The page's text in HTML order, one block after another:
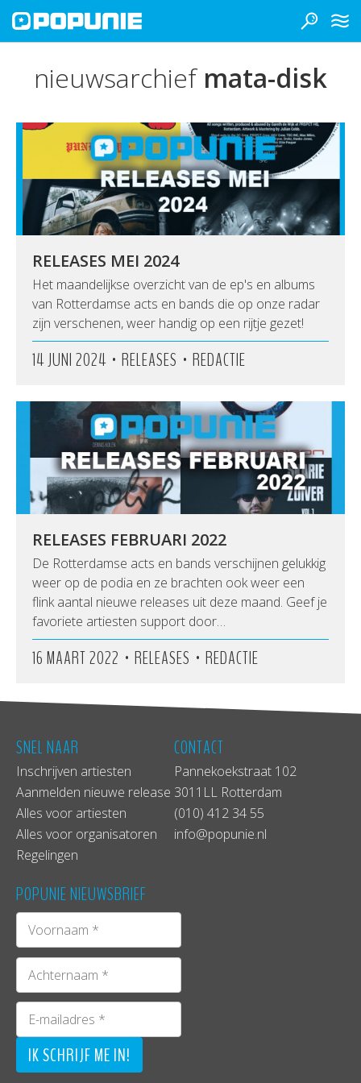
nieuwsarchief mata-disk
RELEASES MEI 2024
Het maandelijkse overzicht van de ep's en albums
van Rotterdamse acts en bands die op onze radar
zijn verschenen, weer handig op een rijtje gezet!
14 JUNI 2024 • RELEASES • REDACTIE
RELEASES FEBRUARI 2022
De Rotterdamse acts en bands verschijnen gelukkig
weer op de podia en ze brachten ook weer een
flink aantal nieuwe releases uit deze maand. Geef je
favoriete artiesten support door…
16 MAART 2022 • RELEASES • REDACTIE
SNEL NAAR
Inschrijven artiesten
Aanmelden nieuwe release
Alles voor artiesten
Alles voor organisatoren
Regelingen
CONTACT
Pannekoekstraat 102
3011LL Rotterdam
(010) 412 34 55
info@popunie.nl
POPUNIE NIEUWSBRIEF